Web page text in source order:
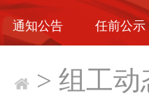
通知公告 任前公示
> 组工动